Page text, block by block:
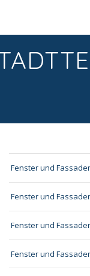
Fenster und
Fenster und
Fenster und
Fenster und